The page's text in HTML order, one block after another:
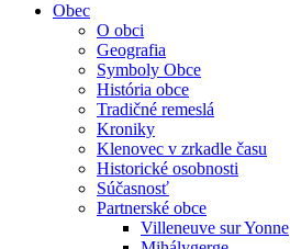
Obec
O obci
Geografia
Symboly Obce
História obce
Tradičné remeslá
Kroniky
Klenovec v zrkadle času
Historické osobnosti
Súčasnosť
Partnerské obce
Villeneuve sur Yonne